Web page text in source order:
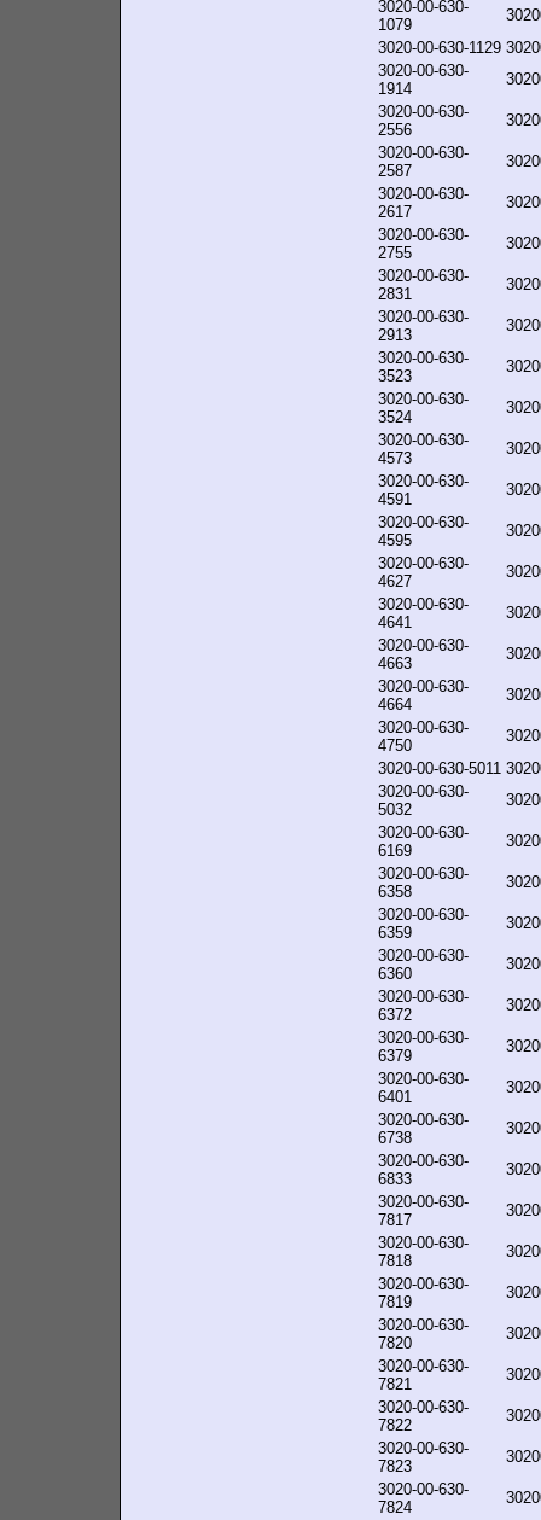
3020-00-630-
1079
3020-00-630-1129
3020-00-630-
1914
3020-00-630-
2556
3020-00-630-
2587
3020-00-630-
2617
3020-00-630-
2755
3020-00-630-
2831
3020-00-630-
2913
3020-00-630-
3523
3020-00-630-
3524
3020-00-630-
4573
3020-00-630-
4591
3020-00-630-
4595
3020-00-630-
4627
3020-00-630-
4641
3020-00-630-
4663
3020-00-630-
4664
3020-00-630-
4750
3020-00-630-5011
3020-00-630-
5032
3020-00-630-
6169
3020-00-630-
6358
3020-00-630-
6359
3020-00-630-
6360
3020-00-630-
6372
3020-00-630-
6379
3020-00-630-
6401
3020-00-630-
6738
3020-00-630-
6833
3020-00-630-
7817
3020-00-630-
7818
3020-00-630-
7819
3020-00-630-
7820
3020-00-630-
7821
3020-00-630-
7822
3020-00-630-
7823
3020-00-630-
7824